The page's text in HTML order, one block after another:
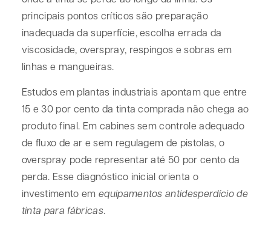
principais pontos críticos são preparação
inadequada da superfície, escolha errada da
viscosidade, overspray, respingos e sobras em
linhas e mangueiras.
Estudos em plantas industriais apontam que entre
15 e 30 por cento da tinta comprada não chega ao
produto final. Em cabines sem controle adequado
de fluxo de ar e sem regulagem de pistolas, o
overspray pode representar até 50 por cento da
perda. Esse diagnóstico inicial orienta o
investimento em equipamentos antidesperdício de
tinta para fábricas.